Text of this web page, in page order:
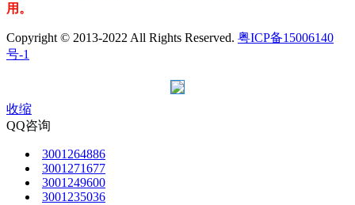
用。
Copyright © 2013-2022 All Rights Reserved. 粤ICP备15006140
号-1
收缩
QQ咨询
3001264886
3001271677
3001249600
3001235036